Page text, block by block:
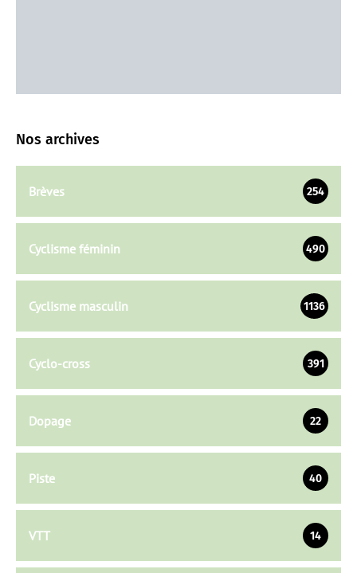
Nos archives
Brèves 254
Cyclisme féminin 490
Cyclisme masculin 1136
Cyclo-cross 391
Dopage 22
Piste 40
VTT 14